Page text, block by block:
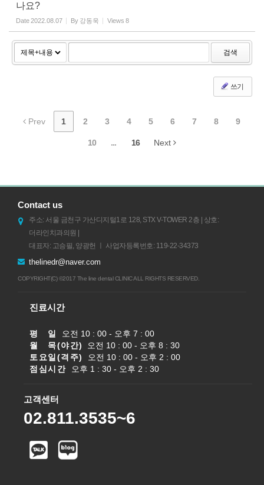
나요?
Date2022.08.07 By 강동욱 Views 8
검색
쓰기
Prev 1 2 3 4 5 6 7 8 9
10 ... 16 Next
Contact us
주소: 서울 금천구 가산디지털1로 128, STX V-TOWER 2층 | 상호:
더라인치과의원 |
대표자: 고승필, 양광헌 ㅣ 사업자등록번호: 119-22-34373
thelinedr@naver.com
COPYRIGHT(C) ©2017 The line dental CLINIC ALL RIGHTS RESERVED.
진료시간
평 일
오전 10 : 00 - 오후 7 : 00
월 목(야간)
오전 10 : 00 - 오후 8 : 30
토요일(격주)
오전 10 : 00 - 오후 2 : 00
점심시간
오후 1 : 30 - 오후 2 : 30
고객센터
02.811.3535~6